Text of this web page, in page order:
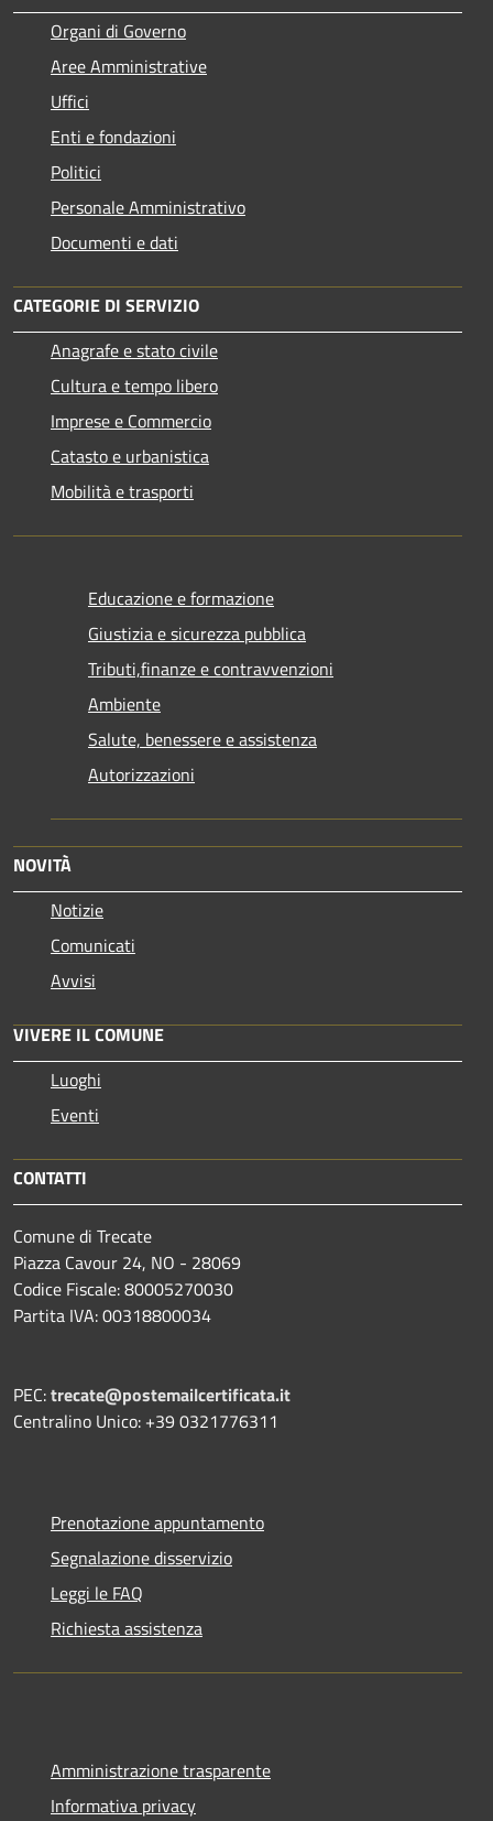
Organi di Governo
Aree Amministrative
Uffici
Enti e fondazioni
Politici
Personale Amministrativo
Documenti e dati
CATEGORIE DI SERVIZIO
Anagrafe e stato civile
Cultura e tempo libero
Imprese e Commercio
Catasto e urbanistica
Mobilità e trasporti
Educazione e formazione
Giustizia e sicurezza pubblica
Tributi,finanze e contravvenzioni
Ambiente
Salute, benessere e assistenza
Autorizzazioni
NOVITÀ
Notizie
Comunicati
Avvisi
VIVERE IL COMUNE
Luoghi
Eventi
CONTATTI
Comune di Trecate
Piazza Cavour 24, NO - 28069
Codice Fiscale: 80005270030
Partita IVA: 00318800034
PEC:trecate@postemailcertificata.it
Centralino Unico: +39 0321776311
Prenotazione appuntamento
Segnalazione disservizio
Leggi le FAQ
Richiesta assistenza
Amministrazione trasparente
Informativa privacy